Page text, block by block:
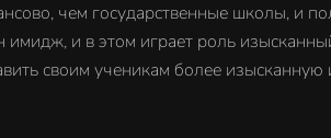
чем государственные школы, и
и в этом играет роль
своим ученикам более